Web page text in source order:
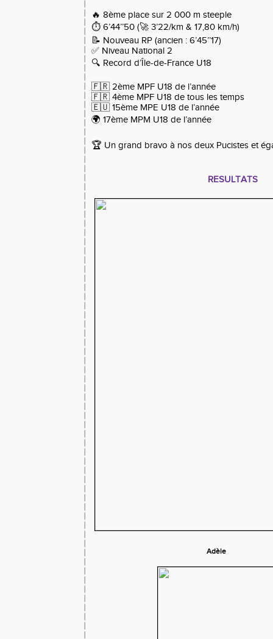
🔥 8ème place sur 2 000 m steeple
⏱️ 6’44’’50 (🚀 3’22/km & 17,80 km/h)
📝 Nouveau RP (ancien : 6’45’’17)
✅ Niveau National 2
🔍 Record d’Île-de-France U18
🇫🇷 2ème MPF U18 de l’année
🇫🇷 4ème MPF U18 de tous les temps
🇪🇺 15ème MPE U18 de l’année
🌍 17ème MPM U18 de l’année
🏆 Un grand bravo à nos deux Pucistes et
RESULTATS
Adèle